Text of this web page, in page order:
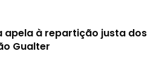
apela à repartição justa dos
Gualter